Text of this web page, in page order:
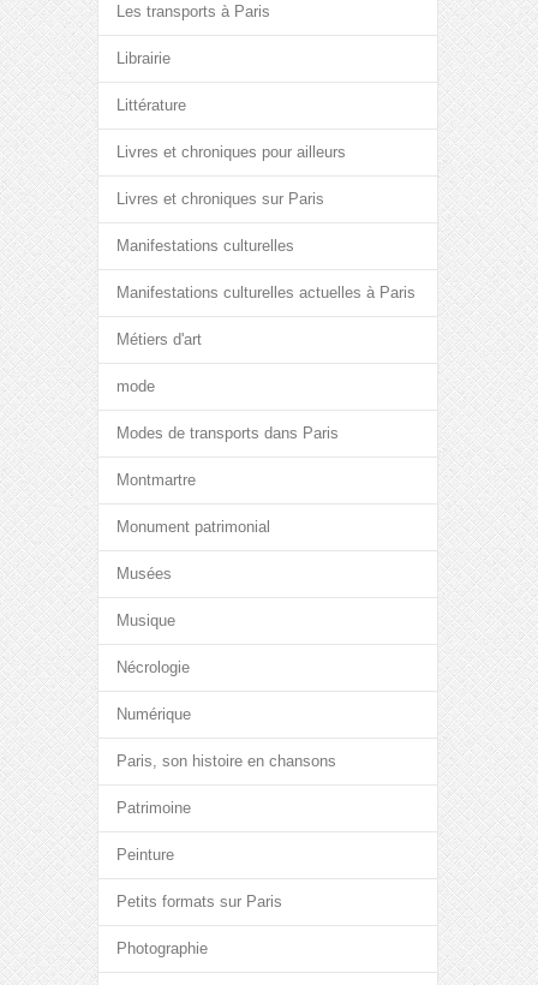
Les transports à Paris
Librairie
Littérature
Livres et chroniques pour ailleurs
Livres et chroniques sur Paris
Manifestations culturelles
Manifestations culturelles actuelles à Paris
Métiers d'art
mode
Modes de transports dans Paris
Montmartre
Monument patrimonial
Musées
Musique
Nécrologie
Numérique
Paris, son histoire en chansons
Patrimoine
Peinture
Petits formats sur Paris
Photographie